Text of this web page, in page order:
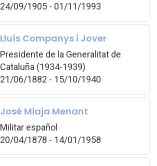
24/09/1905 - 01/11/1993
Lluís Companys i Jover
Presidente de la Generalitat de
Cataluña (1934-1939)
21/06/1882 - 15/10/1940
José Miaja Menant
Militar español
20/04/1878 - 14/01/1958